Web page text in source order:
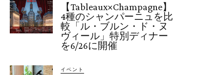
【Tableaux×Champagne】
4種のシャンパーニュを比
較「ル・ブルン・ド・ヌ
ヴィール」特別ディナー
を6/26に開催
イベント